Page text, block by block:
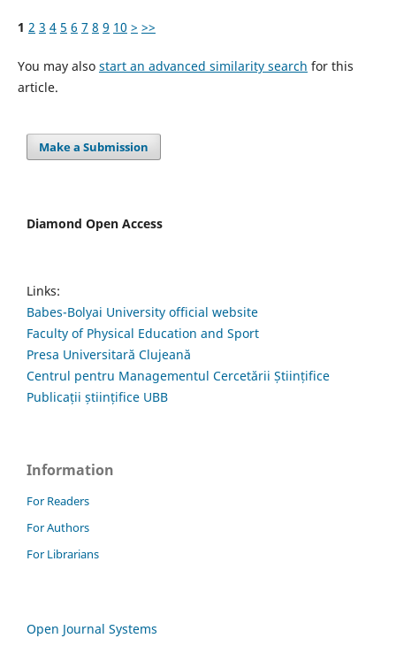
1 2 3 4 5 6 7 8 9 10 > >>
You may also start an advanced similarity search for this
article.
Make a Submission
Diamond Open Access
Links:
Babes-Bolyai University official website
Faculty of Physical Education and Sport
Presa Universitară Clujeană
Centrul pentru Managementul Cercetării Științifice
Publicații științifice UBB
Information
For Readers
For Authors
For Librarians
Open Journal Systems